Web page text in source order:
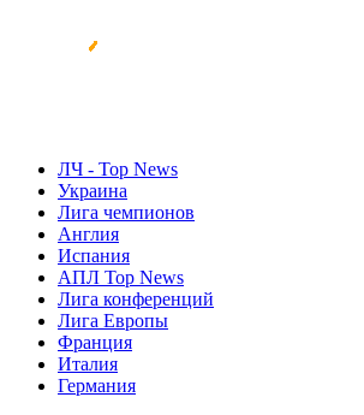
ЛЧ - Top News
Украина
Лига чемпионов
Англия
Испания
АПЛ Top News
Лига конференций
Лига Европы
Франция
Италия
Германия